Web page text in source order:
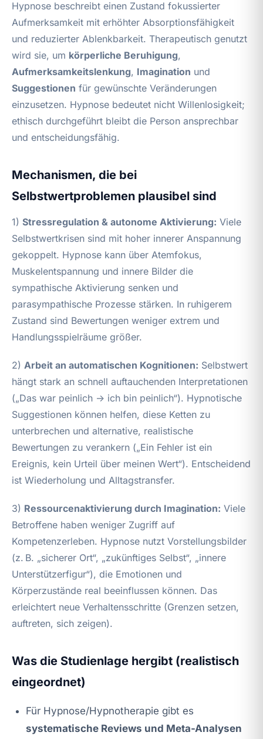
Hypnose beschreibt einen Zustand fokussierter
Aufmerksamkeit mit erhöhter Absorptionsfähigkeit
und reduzierter Ablenkbarkeit. Therapeutisch genutzt
wird sie, um körperliche Beruhigung,
Aufmerksamkeitslenkung, Imagination und
Suggestionen für gewünschte Veränderungen
einzusetzen. Hypnose bedeutet nicht Willenlosigkeit;
ethisch durchgeführt bleibt die Person ansprechbar
und entscheidungsfähig.
Mechanismen, die bei
Selbstwertproblemen plausibel sind
1) Stressregulation & autonome Aktivierung: Viele
Selbstwertkrisen sind mit hoher innerer Anspannung
gekoppelt. Hypnose kann über Atemfokus,
Muskelentspannung und innere Bilder die
sympathische Aktivierung senken und
parasympathische Prozesse stärken. In ruhigerem
Zustand sind Bewertungen weniger extrem und
Handlungsspielräume größer.
2) Arbeit an automatischen Kognitionen: Selbstwert
hängt stark an schnell auftauchenden Interpretationen
(„Das war peinlich → ich bin peinlich“). Hypnotische
Suggestionen können helfen, diese Ketten zu
unterbrechen und alternative, realistische
Bewertungen zu verankern („Ein Fehler ist ein
Ereignis, kein Urteil über meinen Wert“). Entscheidend
ist Wiederholung und Alltagstransfer.
3) Ressourcenaktivierung durch Imagination: Viele
Betroffene haben weniger Zugriff auf
Kompetenzerleben. Hypnose nutzt Vorstellungsbilder
(z. B. „sicherer Ort“, „zukünftiges Selbst“, „innere
Unterstützerfigur“), die Emotionen und
Körperzustände real beeinflussen können. Das
erleichtert neue Verhaltensschritte (Grenzen setzen,
auftreten, sich zeigen).
Was die Studienlage hergibt (realistisch
eingeordnet)
Für Hypnose/Hypnotherapie gibt es
systematische Reviews und Meta-Analysen